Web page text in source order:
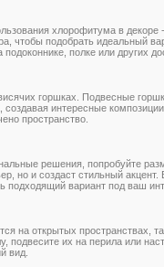
хлорофитума в декоре
чтобы подобрать идеальный
полке или других
горшках. Подвесные
интересные
пространство.
решения, попробуйте
но и создаст стильный
вариант под ваш
на открытых пространствах,
подвесите их на перила или
вид.